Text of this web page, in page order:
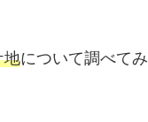
地について調べてみ